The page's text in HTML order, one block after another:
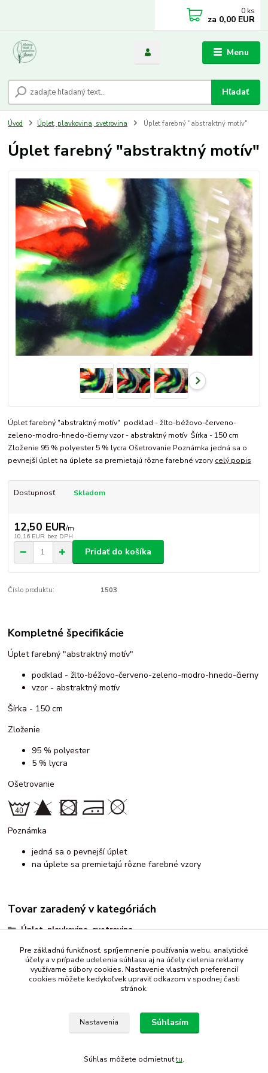
Menu
Hľadať
0 ks
za 0,00 EUR
Úvod Úplet, plavkovina, svetrovina Úplet farebný "abstraktný motív"
Úplet farebný "abstraktný motív"
Úplet farebný "abstraktný motív" podklad - žlto-béžovo-červeno-
zeleno-modro-hnedo-čierny vzor - abstraktný motív Šírka - 150 cm
Zloženie 95 % polyester 5 % lycra Ošetrovanie Poznámka jedná sa o
pevnejší úplet na úplete sa premietajú rôzne farebné vzory celý popis
Dostupnosť Skladom
12,50 EUR/m
10,16 EUR bez DPH
Pridať do košíka
Číslo produktu: 1503
Kompletné špecifikácie
Úplet farebný "abstraktný motív"
podklad - žlto-béžovo-červeno-zeleno-modro-hnedo-čierny
vzor - abstraktný motív
Šírka - 150 cm
Zloženie
95 % polyester
5 % lycra
Ošetrovanie
Poznámka
jedná sa o pevnejší úplet
na úplete sa premietajú rôzne farebné vzory
Tovar zaradený v kategóriách
Úplet, plavkovina, svetrovina
vzorované
abstraktný motív
Pre základnú funkčnosť, spríjemnenie používania webu, analytické
účely a v prípade udelenia súhlasu aj na účely cielenia reklamy
využívame súbory cookies. Nastavenie vlastných preferencií
cookies môžete kedykoľvek upraviť odkazom v spodnej časti
stránok.
Nastavenia Súhlasím
Súhlas môžete odmietnuťtu.